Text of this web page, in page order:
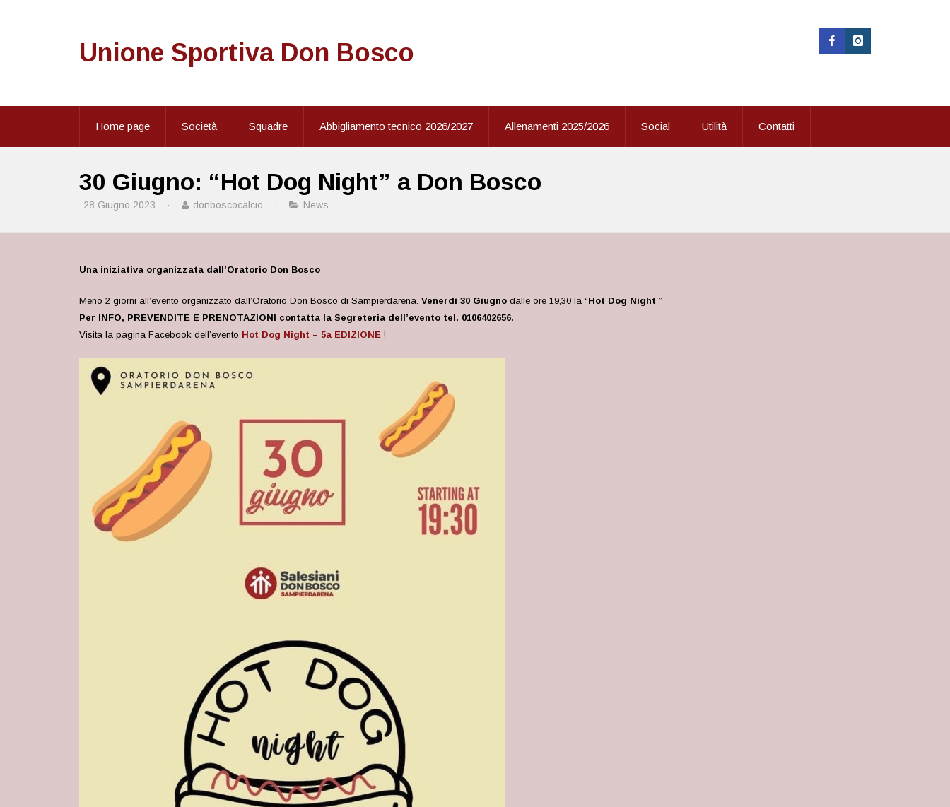
Unione Sportiva Don Bosco
Home page Società Squadre Abbigliamento tecnico 2026/2027 Allenamenti 2025/2026 Social Utilità Contatti
30 Giugno: “Hot Dog Night” a Don Bosco
28 Giugno 2023 · donboscocalcio · News
Una iniziativa organizzata dall’Oratorio Don Bosco
Meno 2 giorni all’evento organizzato dall’Oratorio Don Bosco di Sampierdarena. Venerdì 30 Giugno dalle ore 19,30 la “Hot Dog Night ”
Per INFO, PREVENDITE E PRENOTAZIONI contatta la Segreteria dell’evento tel. 0106402656.
Visita la pagina Facebook dell’evento Hot Dog Night – 5a EDIZIONE !